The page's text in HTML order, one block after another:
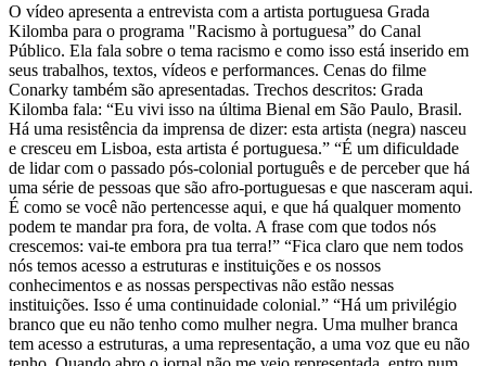
O vídeo apresenta a entrevista com a artista portuguesa Grada
Kilomba para o programa "Racismo à portuguesa” do Canal
Público. Ela fala sobre o tema racismo e como isso está inserido em
seus trabalhos, textos, vídeos e performances. Cenas do filme
Conarky também são apresentadas. Trechos descritos: Grada
Kilomba fala: “Eu vivi isso na última Bienal em São Paulo, Brasil.
Há uma resistência da imprensa de dizer: esta artista (negra) nasceu
e cresceu em Lisboa, esta artista é portuguesa.” “É um dificuldade
de lidar com o passado pós-colonial português e de perceber que há
uma série de pessoas que são afro-portuguesas e que nasceram aqui.
É como se você não pertencesse aqui, e que há qualquer momento
podem te mandar pra fora, de volta. A frase com que todos nós
crescemos: vai-te embora pra tua terra!” “Fica claro que nem todos
nós temos acesso a estruturas e instituições e os nossos
conhecimentos e as nossas perspectivas não estão nessas
instituições. Isso é uma continuidade colonial.” “Há um privilégio
branco que eu não tenho como mulher negra. Uma mulher branca
tem acesso a estruturas, a uma representação, a uma voz que eu não